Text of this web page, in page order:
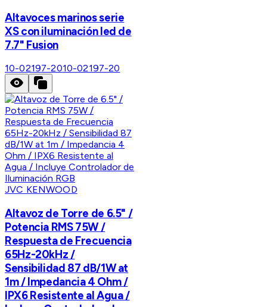
Altavoces marinos serie
XS con iluminación led de
7.7" Fusion
10-02197-2010-02197-20
JVC KENWOOD
Altavoz de Torre de 6.5" /
Potencia RMS 75W /
Respuesta de Frecuencia
65Hz-20kHz /
Sensibilidad 87 dB/1W at
1m / Impedancia 4 Ohm /
IPX6 Resistente al Agua /